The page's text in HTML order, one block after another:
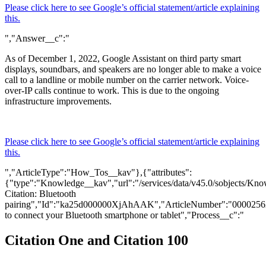
Please click here to see Google’s official statement/article explaining
this.
","Answer__c":"
As of December 1, 2022, Google Assistant on third party smart
displays, soundbars, and speakers are no longer able to make a voice
call to a landline or mobile number on the carrier network. Voice-
over-IP calls continue to work. This is due to the ongoing
infrastructure improvements.
Please click here to see Google’s official statement/article explaining
this.
","ArticleType":"How_Tos__kav"},{"attributes":
{"type":"Knowledge__kav","url":"/services/data/v45.0/sobjects/
Citation: Bluetooth
to connect your Bluetooth smartphone or tablet","Process__c":"
Citation One and Citation 100